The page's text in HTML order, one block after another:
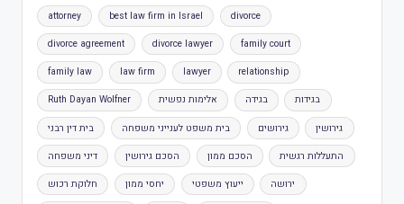
attorney best law firm in Israel divorce
divorce agreement divorce lawyer family court
family law law firm lawyer relationship
Ruth Dayan Wolfner אלימות נפשית בגידה בגידות
בית דין רבני בית משפט לענייני משפחה גירושים גירושין
דיני משפחה הסכם גירושין הסכם ממון התעללות רגשית
חלוקת רכוש יחסי ממון ייעוץ משפטי ירושה